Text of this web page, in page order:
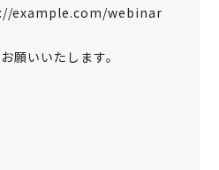
example.com/webinar
願いいたします。